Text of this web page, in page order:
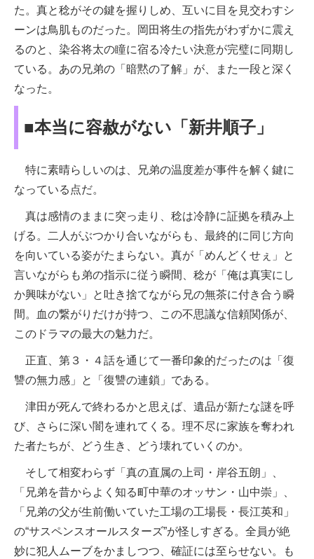
た。真と稔がその鍵を握りしめ、互いに目を見交わすシ
ーンは鳥肌ものだった。岡田将生の指先がわずかに震え
るのと、染谷将太の瞳に宿る冷たい決意が完璧に同期し
ている。あの兄弟の「暗黙の了解」が、また一段と深く
なった。
■本当に容赦がない「新井順子」
特に素晴らしいのは、兄弟の温度差が事件を解く鍵に
なっている点だ。
真は感情のままに突っ走り、稔は冷静に証拠を積み上
げる。二人がぶつかり合いながらも、最終的に同じ方向
を向いている姿がたまらない。真が「めんどくせぇ」と
言いながらも弟の指示に従う瞬間、稔が「俺は真実にし
か興味がない」と吐き捨てながら兄の無茶に付き合う瞬
間。血の繋がりだけが持つ、この不思議な信頼関係が、
このドラマの最大の魅力だ。
正直、第３・４話を通じて一番印象的だったのは「復
讐の無力感」と「復讐の連鎖」である。
津田が死んで終わるかと思えば、遺品が新たな謎を呼
び、さらに深い闇を連れてくる。理不尽に家族を奪われ
た者たちが、どう生き、どう壊れていくのか。
そして相変わらず「真の直属の上司・岸谷五朗」、
「兄弟を昔からよく知る町中華のオッサン・山中崇」、
「兄弟の父が生前働いていた工場の工場長・長江英和」
の“サスペンスオールスターズ”が怪しすぎる。全員が絶
妙に犯人ムーブをかましつつ、確証には至らせない。も